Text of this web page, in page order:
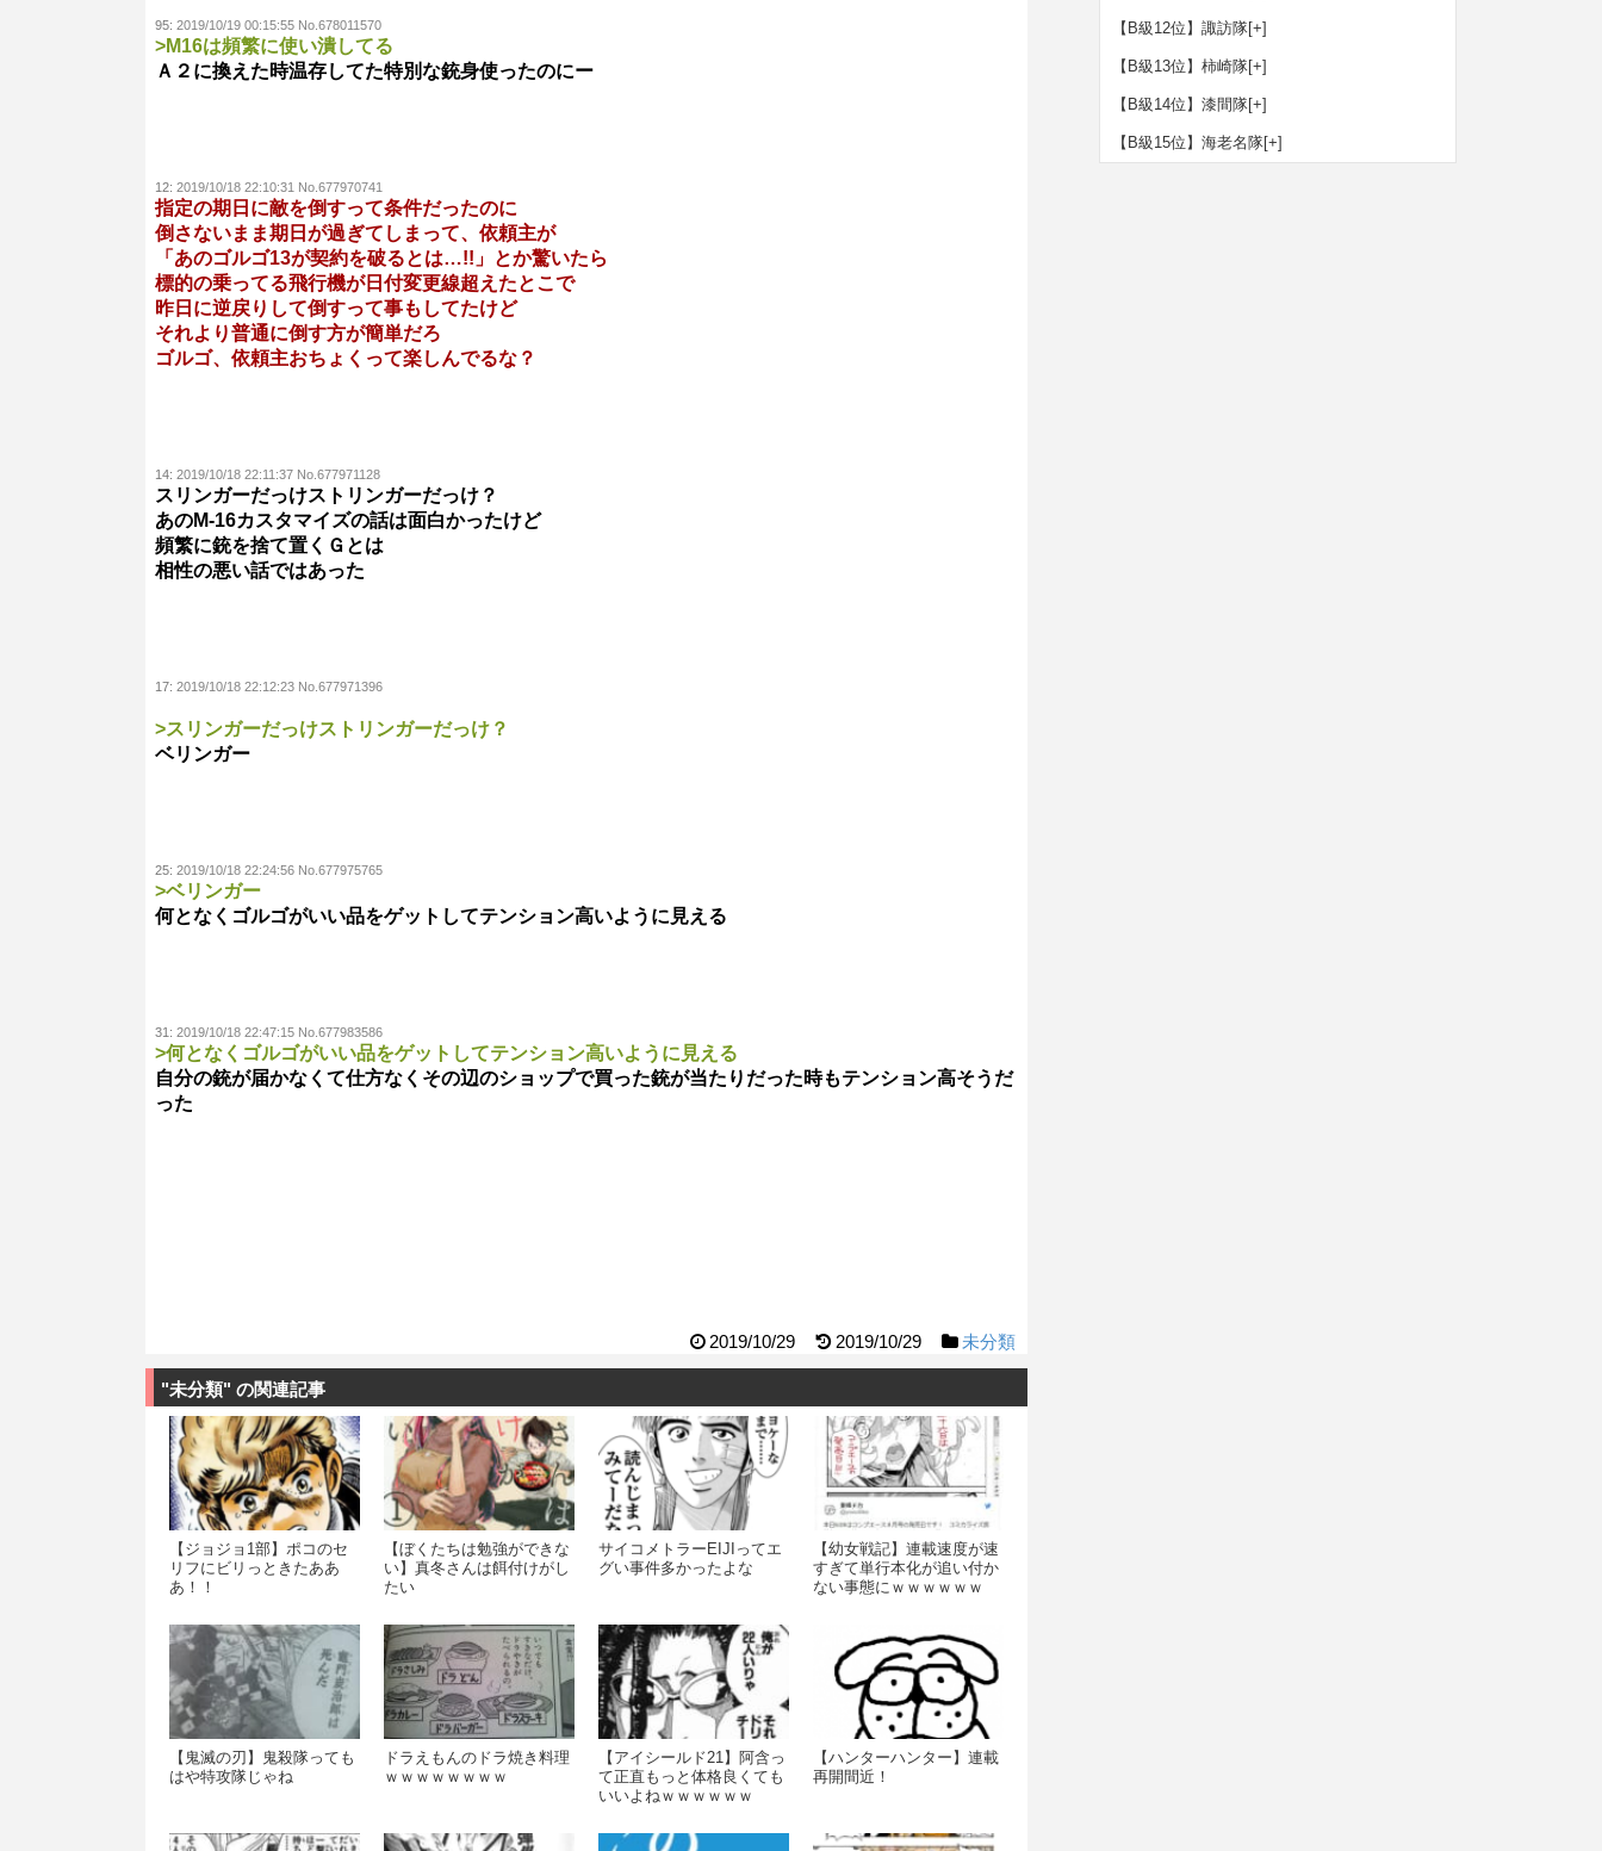
95: 2019/10/19 00:15:55 No.678011570
>M16は頻繁に使い潰してる
Ａ２に換えた時温存してた特別な銃身使ったのにー
12: 2019/10/18 22:10:31 No.677970741
指定の期日に敵を倒すって条件だったのに
倒さないまま期日が過ぎてしまって、依頼主が
「あのゴルゴ13が契約を破るとは…!!」とか驚いたら
標的の乗ってる飛行機が日付変更線超えたとこで
昨日に逆戻りして倒すって事もしてたけど
それより普通に倒す方が簡単だろ
ゴルゴ、依頼主おちょくって楽しんでるな？
14: 2019/10/18 22:11:37 No.677971128
スリンガーだっけストリンガーだっけ？
あのM-16カスタマイズの話は面白かったけど
頻繁に銃を捨て置くＧとは
相性の悪い話ではあった
17: 2019/10/18 22:12:23 No.677971396
>スリンガーだっけストリンガーだっけ？
ベリンガー
25: 2019/10/18 22:24:56 No.677975765
>ベリンガー
何となくゴルゴがいい品をゲットしてテンション高いように見える
31: 2019/10/18 22:47:15 No.677983586
>何となくゴルゴがいい品をゲットしてテンション高いように見える
自分の銃が届かなくて仕方なくその辺のショップで買った銃が当たりだった時もテンション高そうだ
った
2019/10/29 2019/10/29 未分類
"未分類" の関連記事
【ジョジョ1部】ポコのセ
リフにビリっときたああ
あ！！
【ぼくたちは勉強ができな
い】真冬さんは餌付けがし
たい
サイコメトラーEIJIってエ
グい事件多かったよな
【幼女戦記】連載速度が速
すぎて単行本化が追い付か
ない事態にｗｗｗｗｗｗ
【鬼滅の刃】鬼殺隊っても
はや特攻隊じゃね
ドラえもんのドラ焼き料理
ｗｗｗｗｗｗｗｗ
【アイシールド21】阿含っ
て正直もっと体格良くても
いいよねｗｗｗｗｗｗ
【ハンターハンター】連載
再開間近！
【B級12位】諏訪隊[+]
【B級13位】柿崎隊[+]
【B級14位】漆間隊[+]
【B級15位】海老名隊[+]